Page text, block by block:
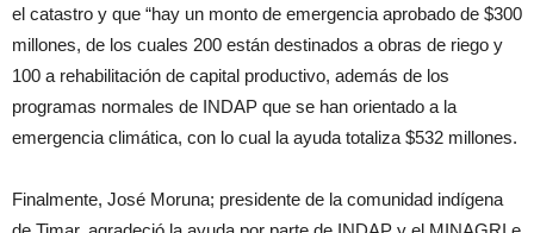
el catastro y que “hay un monto de emergencia aprobado de $300
millones, de los cuales 200 están destinados a obras de riego y
100 a rehabilitación de capital productivo, además de los
programas normales de INDAP que se han orientado a la
emergencia climática, con lo cual la ayuda totaliza $532 millones.
Finalmente, José Moruna; presidente de la comunidad indígena